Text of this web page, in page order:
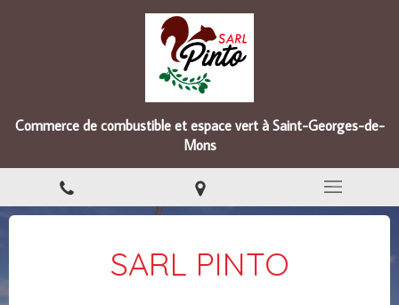
Commerce de combustible et espace vert à Saint-Georges-de-
Mons
SARL PINTO